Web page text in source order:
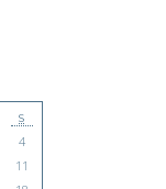
S
4
11